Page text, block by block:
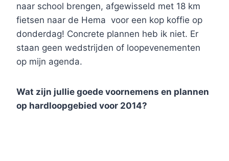
naar school brengen, afgewisseld met 18 km
fietsen naar de Hema voor een kop koffie op
donderdag! Concrete plannen heb ik niet. Er
staan geen wedstrijden of loopevenementen
op mijn agenda.
Wat zijn jullie goede voornemens en plannen
op hardloopgebied voor 2014?